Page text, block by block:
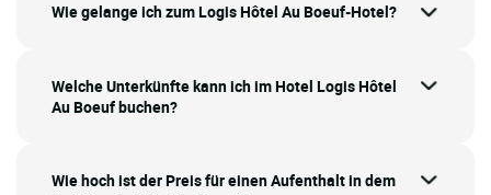
Wie gelange ich zum Logis Hôtel Au Boeuf-Hotel?
Welche Unterkünfte kann ich im Hotel Logis Hôtel
Au Boeuf buchen?
Wie hoch ist der Preis für einen Aufenthalt in dem